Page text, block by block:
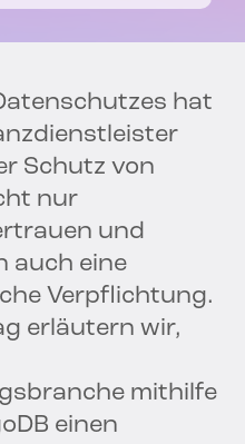
hat
Schutz von
nur
und
auch eine
Verpflichtung.
erläutern wir,
mithilfe
einen